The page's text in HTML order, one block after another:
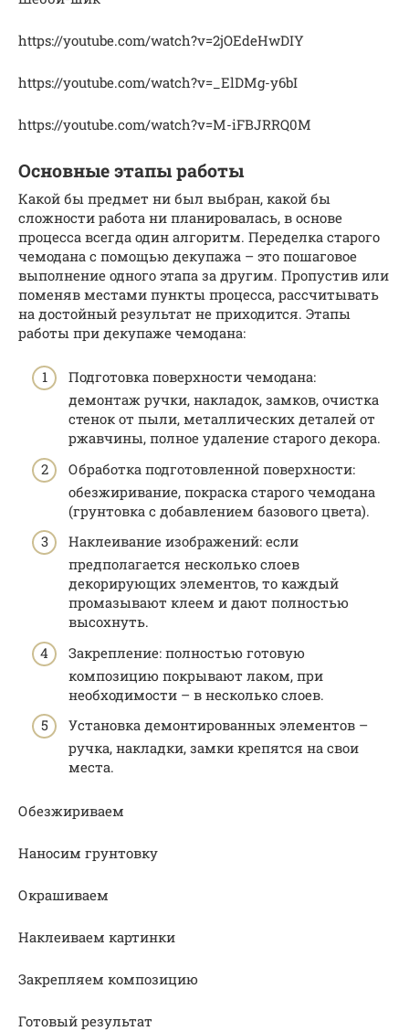
https://youtube.com/watch?v=2jOEdeHwDIY
https://youtube.com/watch?v=_ElDMg-y6bI
https://youtube.com/watch?v=M-iFBJRRQ0M
Основные этапы работы
Какой бы предмет ни был выбран, какой бы
сложности работа ни планировалась, в основе
процесса всегда один алгоритм. Переделка старого
чемодана с помощью декупажа – это пошаговое
выполнение одного этапа за другим. Пропустив или
поменяв местами пункты процесса, рассчитывать
на достойный результат не приходится. Этапы
работы при декупаже чемодана:
Подготовка поверхности чемодана:
демонтаж ручки, накладок, замков, очистка
стенок от пыли, металлических деталей от
ржавчины, полное удаление старого декора.
Обработка подготовленной поверхности:
обезжиривание, покраска старого чемодана
(грунтовка с добавлением базового цвета).
Наклеивание изображений: если
предполагается несколько слоев
декорирующих элементов, то каждый
промазывают клеем и дают полностью
высохнуть.
Закрепление: полностью готовую
композицию покрывают лаком, при
необходимости – в несколько слоев.
Установка демонтированных элементов –
ручка, накладки, замки крепятся на свои
места.
Обезжириваем
Наносим грунтовку
Окрашиваем
Наклеиваем картинки
Закрепляем композицию
Готовый результат